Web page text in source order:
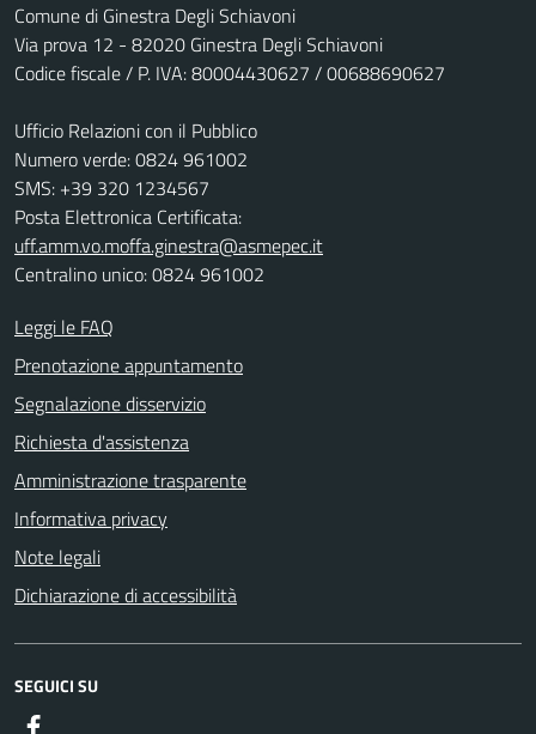
Comune di Ginestra Degli Schiavoni
Via prova 12 - 82020 Ginestra Degli Schiavoni
Codice fiscale / P. IVA: 80004430627 / 00688690627
Ufficio Relazioni con il Pubblico
Numero verde: 0824 961002
SMS: +39 320 1234567
Posta Elettronica Certificata:
uff.amm.vo.moffa.ginestra@asmepec.it
Centralino unico: 0824 961002
Leggi le FAQ
Prenotazione appuntamento
Segnalazione disservizio
Richiesta d'assistenza
Amministrazione trasparente
Informativa privacy
Note legali
Dichiarazione di accessibilità
SEGUICI SU